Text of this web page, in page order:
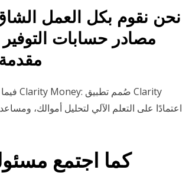
نحن نقوم بكل العمل
مصادر حسابات